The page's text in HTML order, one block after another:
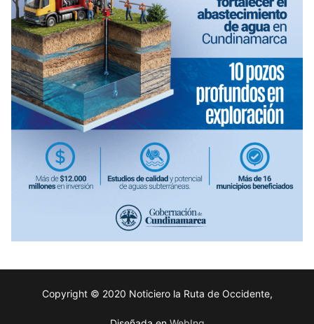
Copyright © 2020 Noticiero la Ruta de Occidente,